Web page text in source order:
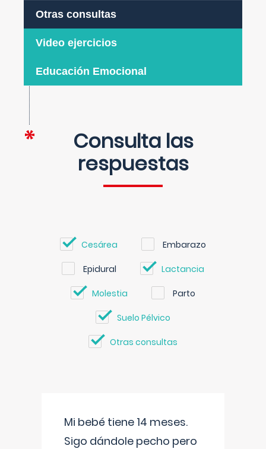
Otras consultas
Video ejercicios
Educación Emocional
Consulta las
respuestas
Cesárea Embarazo
Epidural Lactancia
Molestia Parto
Suelo Pélvico
Otras consultas
Mi bebé tiene 14 meses.
Sigo dándole pecho pero